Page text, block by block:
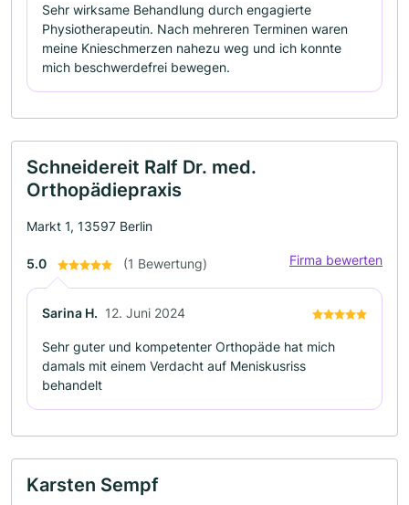
Sehr wirksame Behandlung durch engagierte
Physiotherapeutin. Nach mehreren Terminen waren
meine Knieschmerzen nahezu weg und ich konnte
mich beschwerdefrei bewegen.
Schneidereit Ralf Dr. med.
Orthopädiepraxis
Markt 1, 13597 Berlin
5.0 (1 Bewertung) Firma bewerten
Sarina H. 12. Juni 2024
Sehr guter und kompetenter Orthopäde hat mich
damals mit einem Verdacht auf Meniskusriss
behandelt
Karsten Sempf